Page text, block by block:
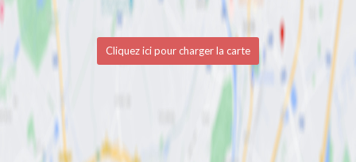
Cliquez ici pour charger la carte